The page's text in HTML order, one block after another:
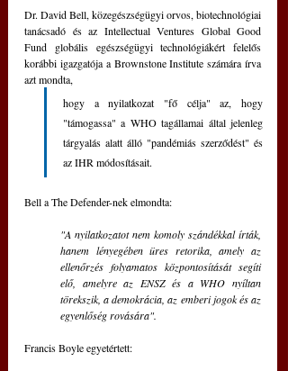
Dr. David Bell, közegészségügyi orvos, biotechnológiai
tanácsadó és az Intellectual Ventures Global Good
Fund globális egészségügyi technológiákért felelős
korábbi igazgatója a Brownstone Institute számára írva
azt mondta,
hogy a nyilatkozat "fő célja" az, hogy
"támogassa" a WHO tagállamai által jelenleg
tárgyalás alatt álló "pandémiás szerződést" és
az IHR módosításait.
Bell a The Defender-nek elmondta:
"A nyilatkozatot nem komoly szándékkal írták,
hanem lényegében üres retorika, amely az
ellenőrzés folyamatos központosítását segíti
elő, amelyre az ENSZ és a WHO nyíltan
törekszik, a demokrácia, az emberi jogok és az
egyenlőség rovására".
Francis Boyle egyetértett: